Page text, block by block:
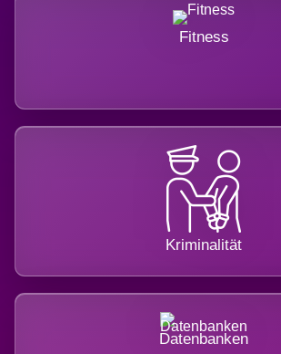
Fitness
Kriminalität
Datenbanken